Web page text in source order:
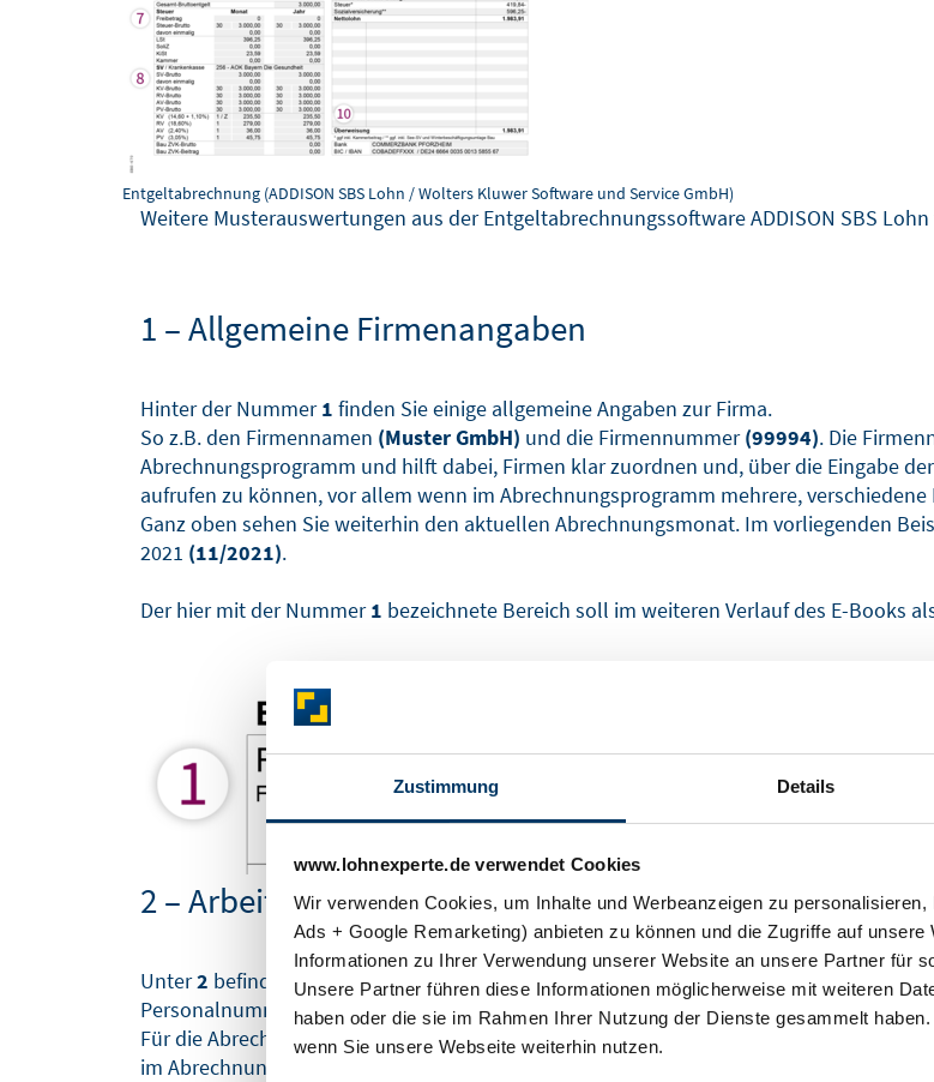
Zustimmung Details
www.lohnexperte.de verwendet Cookies
Wir verwenden Cookies, um Inhalte und Werbeanzeigen zu
Ads + Google Remarketing) anbieten zu können und die Zugriffe auf
Informationen zu Ihrer Verwendung unserer Website an unsere Partner für
Unsere Partner führen diese Informationen möglicherweise mit weiteren
haben oder die sie im Rahmen Ihrer Nutzung der Dienste gesammelt
wenn Sie unsere Webseite weiterhin nutzen.
Entgeltabrechnung (ADDISON SBS Lohn / Wolters Kluwer Software und Service GmbH)
Weitere Musterauswertungen aus der Entgeltabrechnungssoftware ADDISON SBS
1 – Allgemeine Firmenangaben
Hinter der Nummer1 finden Sie einige allgemeine Angaben zur Firma.
So z.B. den Firmennamen (Muster GmbH) und die Firmennummer(99994). Die
Abrechnungsprogramm und hilft dabei, Firmen klar zuordnen und, über die Eingabe
aufrufen zu können, vor allem wenn im Abrechnungsprogramm mehrere, verschiedene
Ganz oben sehen Sie weiterhin den aktuellen Abrechnungsmonat. Im vorliegenden
2021 (11/2021).
Der hier mit der Nummer1 bezeichnete Bereich soll im weiteren Verlauf des E-Books
2 – Arbeitnehmerdaten
Unter2 befinden sich die ersten Arbeitnehmerdaten. So ist hier zuerst die
Personalnummer50.
Für die Abrechnung ist es wichtig, dass alle Arbeitnehmer im Unternehmen eine
im Abrechnungsprogramm unter dieser Nummer alle relevanten Daten für die Person